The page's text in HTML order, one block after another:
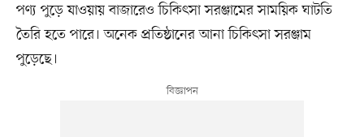
পণ্য পুড়ে যাওয়ায় বাজারেও চিকিৎসা সরঞ্জামের সাময়িক ঘাটতি
তৈরি হতে পারে। অনেক প্রতিষ্ঠানের আনা চিকিৎসা সরঞ্জাম
পুড়েছে।